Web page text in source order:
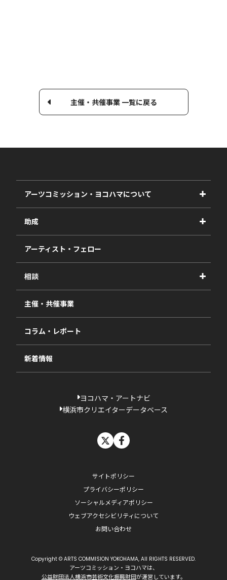
主催・共催事業 一覧に戻る
アーツコミッション・ヨコハマについて
事業紹介
事業報告書
助成
2027年度
2026年度
2025年度
2024年度
2023年度
過去の採択一覧
アーティスト・フェロー
相談
視察・ヒアリング・研究
相談依頼フォーム
主催・共催事業
コラム・レポート
新着情報
ヨコハマ・アートナビ
横浜市クリエイターデータベース
サイトポリシー
プライバシーポリシー
ソーシャルメディアポリシー
ウェブアクセシビリティについて
お問い合わせ
Copyright © ARTS COMMISION YOKOHAMA, All RIGHTS RESERVED.
アーツコミッション・ヨコハマは、
公益財団法人横浜市芸術文化振興財団が運営しています。